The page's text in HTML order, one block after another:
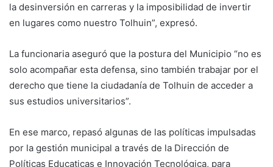
la desinversión en carreras y la imposibilidad de invertir
en lugares como nuestro Tolhuin”, expresó.
La funcionaria aseguró que la postura del Municipio “no es
solo acompañar esta defensa, sino también trabajar por el
derecho que tiene la ciudadanía de Tolhuin de acceder a
sus estudios universitarios”.
En ese marco, repasó algunas de las políticas impulsadas
por la gestión municipal a través de la Dirección de
Políticas Educaticas e Innovación Tecnológica, para